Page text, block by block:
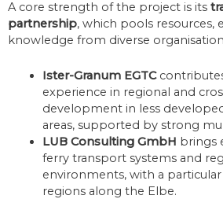
A core strength of the project is its
partnership, which pools resources,
knowledge from diverse
Ister-Granum EGTC
experience in regional and
development in less
areas, supported by strong
LUB Consulting GmbH brings
ferry transport systems and
environments, with a
regions along the Elbe.